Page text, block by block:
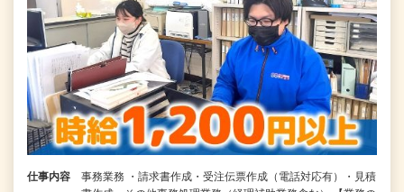
仕事内容
事務業務 ・請求書作成・受注伝票作成（電話対応有）・見積